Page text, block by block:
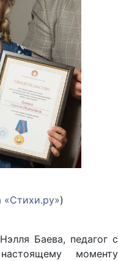
«Стихи.ру»)
Баева, педагог с
моменту